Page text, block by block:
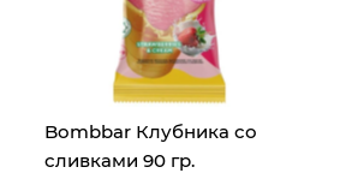
Bombbar Клубника со
сливками 90 гр.